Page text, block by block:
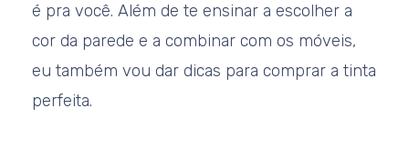
é pra você. Além de te ensinar a escolher a
cor da parede e a combinar com os móveis,
eu também vou dar dicas para comprar a tinta
perfeita.